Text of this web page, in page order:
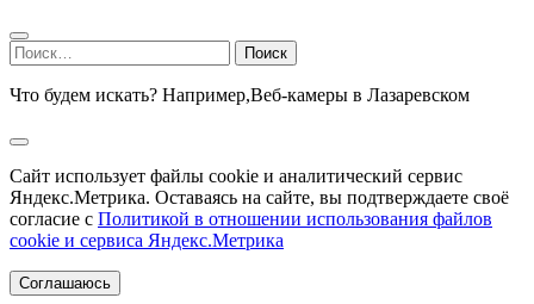
Найти:
Что будем искать? Например,Веб-камеры в Лазаревском
Сайт использует файлы cookie и аналитический сервис
Яндекс.Метрика. Оставаясь на сайте, вы подтверждаете своё
согласие с Политикой в отношении использования файлов
cookie и сервиса Яндекс.Метрика
Соглашаюсь